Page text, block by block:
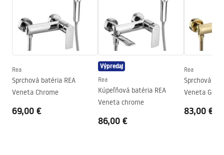
Záruka
24 mesiacov
Záručné podmienky
Warranty_Terms_and_Conditions_Accessories_-_24.pdf
Rea
Sprchová batéria REA
Veneta Chrome
69,00 €
Výpredaj
Rea
Kúpeľňová batéria REA
Veneta chrome
86,00 €
Rea
Sprchová
Veneta Gold
83,00 €